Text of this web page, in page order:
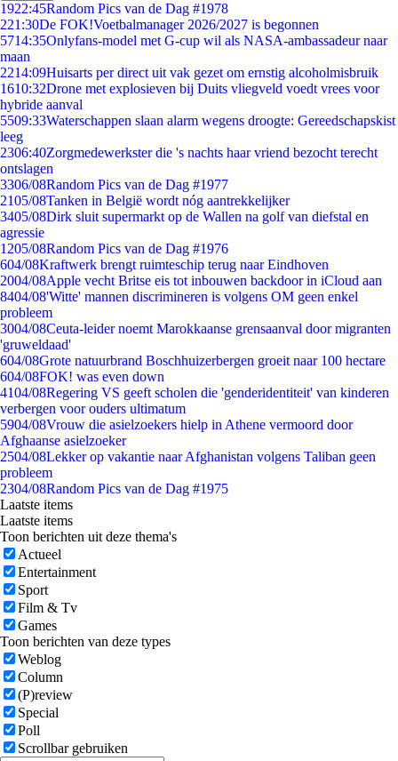
1922:45Random Pics van de Dag #1978
221:30De FOK!Voetbalmanager 2026/2027 is begonnen
5714:35Onlyfans-model met G-cup wil als NASA-ambassadeur naar
maan
2214:09Huisarts per direct uit vak gezet om ernstig alcoholmisbruik
1610:32Drone met explosieven bij Duits vliegveld voedt vrees voor
hybride aanval
5509:33Waterschappen slaan alarm wegens droogte: Gereedschapskist
leeg
2306:40Zorgmedewerkster die 's nachts haar vriend bezocht terecht
ontslagen
3306/08Random Pics van de Dag #1977
2105/08Tanken in België wordt nóg aantrekkelijker
3405/08Dirk sluit supermarkt op de Wallen na golf van diefstal en
agressie
1205/08Random Pics van de Dag #1976
604/08Kraftwerk brengt ruimteschip terug naar Eindhoven
2004/08Apple vecht Britse eis tot inbouwen backdoor in iCloud aan
8404/08'Witte' mannen discrimineren is volgens OM geen enkel
probleem
3004/08Ceuta-leider noemt Marokkaanse grensaanval door migranten
'gruweldaad'
604/08Grote natuurbrand Boschhuizerbergen groeit naar 100 hectare
604/08FOK! was even down
4104/08Regering VS geeft scholen die 'genderidentiteit' van kinderen
verbergen voor ouders ultimatum
5904/08Vrouw die asielzoekers hielp in Athene vermoord door
Afghaanse asielzoeker
2504/08Lekker op vakantie naar Afghanistan volgens Taliban geen
probleem
2304/08Random Pics van de Dag #1975
Laatste items
Laatste items
Toon berichten uit deze thema's
Actueel
Entertainment
Sport
Film & Tv
Games
Toon berichten van deze types
Weblog
Column
(P)review
Special
Poll
Scrollbar gebruiken